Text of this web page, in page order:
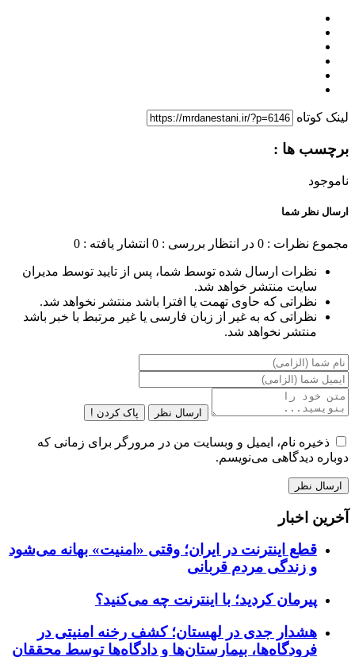
لینک کوتاه
برچسب ها :
ناموجود
ارسال نظر شما
مجموع نظرات : 0 در انتظار بررسی : 0 انتشار یافته : 0
نظرات ارسال شده توسط شما، پس از تایید توسط مدیران
سایت منتشر خواهد شد.
نظراتی که حاوی تهمت یا افترا باشد منتشر نخواهد شد.
نظراتی که به غیر از زبان فارسی یا غیر مرتبط با خبر باشد
منتشر نخواهد شد.
ارسال نظر پاک کردن !
ذخیره نام، ایمیل و وبسایت من در مرورگر برای زمانی که
دوباره دیدگاهی می‌نویسم.
آخرین اخبار
قطع اینترنت در ایران؛ وقتی «امنیت» بهانه می‌شود
و زندگی مردم قربانی
پیرمان کردید؛ با اینترنت چه می‌کنید؟
هشدار جدی در لهستان؛ کشف رخنه امنیتی در
فرودگاه‌ها، بیمارستان‌ها و دادگاه‌ها توسط محققان